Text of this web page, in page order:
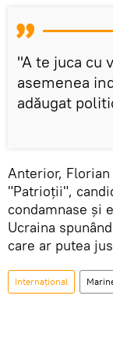
"A te juca cu
asemenea
adăugat
Anterior,
"Patrioții",
condamnase și
Ucraina
care ar putea
Internațional